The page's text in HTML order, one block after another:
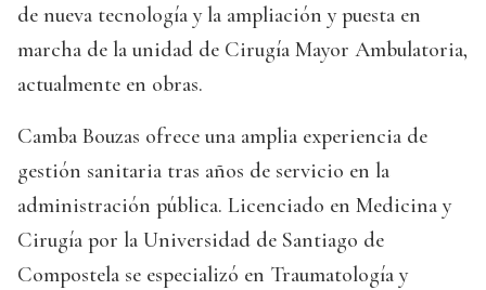
de nueva tecnología y la ampliación y puesta en
marcha de la unidad de Cirugía Mayor Ambulatoria,
actualmente en obras.
Camba Bouzas ofrece una amplia experiencia de
gestión sanitaria tras años de servicio en la
administración pública. Licenciado en Medicina y
Cirugía por la Universidad de Santiago de
Compostela se especializó en Traumatología y